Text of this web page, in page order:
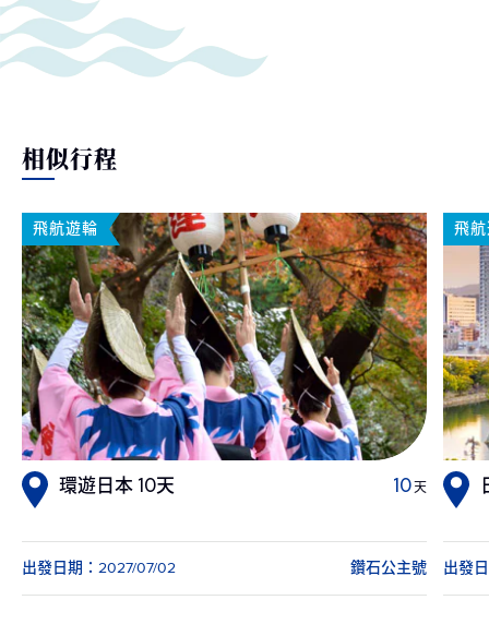
相似行程
飛航遊輪
環遊日本 10天 10天
出發日期：2027/07/02 鑽石公主號
飛
出發